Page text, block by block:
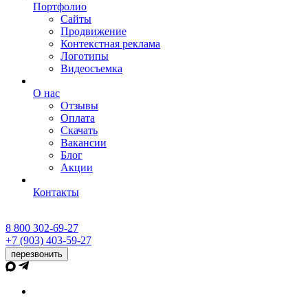
Портфолио
Сайты
Продвижение
Контекстная реклама
Логотипы
Видеосъемка
О нас
Отзывы
Оплата
Скачать
Вакансии
Блог
Акции
Контакты
8 800 302-69-27
+7 (903) 403-59-27
перезвонить